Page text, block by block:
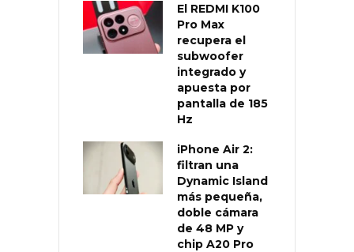
El REDMI K100
Pro Max
recupera el
subwoofer
integrado y
apuesta por
pantalla de 185
Hz
iPhone Air 2:
filtran una
Dynamic Island
más pequeña,
doble cámara
de 48 MP y
chip A20 Pro